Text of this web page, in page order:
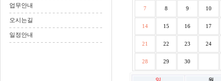
업무안내
오시는길
일정안내
7 8 9 10
14 15 16 17
21 22 23 24
28 29 30